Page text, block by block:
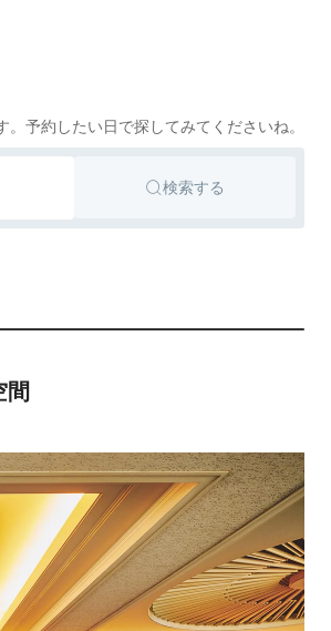
予約したい日で探してみてくださいね。
検索する